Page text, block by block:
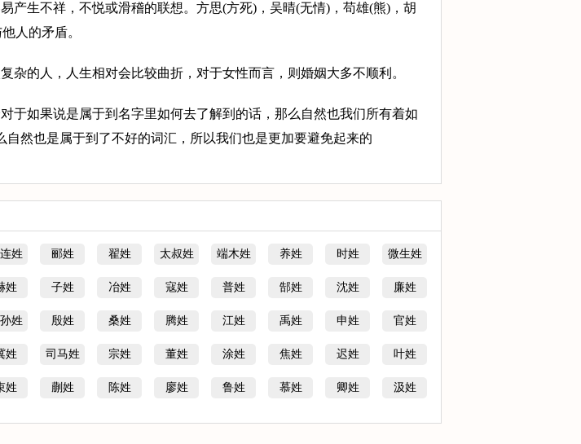
产生不祥，不悦或滑稽的联想。方思(方死)，吴晴(无情)，苟雄(熊)，胡
人的矛盾。
的人，人生相对会比较曲折，对于女性而言，则婚姻大多不顺利。
于如果说是属于到名字里如何去了解到的话，那么自然也我们所有着如
然也是属于到了不好的词汇，所以我们也是更加要避免起来的
姓 郦姓 翟姓 太叔姓 端木姓 养姓 时姓 微生姓
姓 子姓 冶姓 寇姓 普姓 郜姓 沈姓 廉姓
姓 殷姓 桑姓 腾姓 江姓 禹姓 申姓 官姓
姓 司马姓 宗姓 董姓 涂姓 焦姓 迟姓 叶姓
姓 蒯姓 陈姓 廖姓 鲁姓 慕姓 卿姓 汲姓